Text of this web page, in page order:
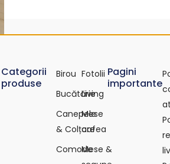
Categorii
produse
Birou
Bucătărie
Canepele
& Colțare
Comode
Fotolii
Living
Mese
cafea
Mese &
Pagini
importante